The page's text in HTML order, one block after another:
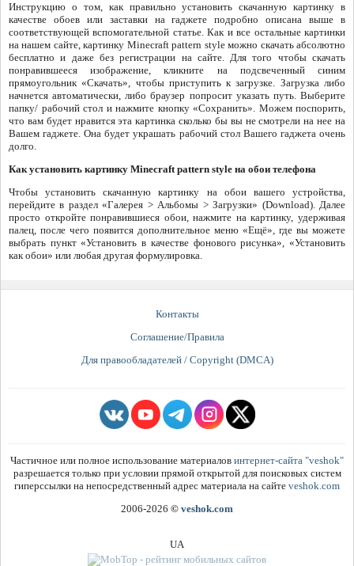
Инструкцию о том, как правильно установить скачанную картинку в
качестве обоев или заставки на гаджете подробно описана выше в
соответствующей вспомогательной статье. Как и все остальные картинки
на нашем сайте, картинку Minecraft pattern style можно скачать абсолютно
бесплатно и даже без регистрации на сайте. Для того чтобы скачать
понравившееся изображение, кликните на подсвеченный синим
прямоугольник «Скачать», чтобы приступить к загрузке. Загрузка либо
начнется автоматически, либо браузер попросит указать путь. Выберите
папку/ рабочий стол и нажмите кнопку «Сохранить». Можем поспорить,
что вам будет нравится эта картинка сколько бы вы не смотрели на нее на
Вашем гаджете. Она будет украшать рабочий стол Вашего гаджета очень
долго.
Как установить картинку Minecraft pattern style на обои телефона
Чтобы установить скачанную картинку на обои вашего устройства,
перейдите в раздел «Галерея > Альбомы > Загрузки» (Download). Далее
просто откройте понравившиеся обои, нажмите на картинку, удерживая
палец, после чего появится дополнительное меню «Ещё», где вы можете
выбрать пункт «Установить в качестве фонового рисунка», «Установить
как обои» или любая другая формулировка.
Контакты
Соглашение/Правила
Для правообладателей / Copyright (DMCA)
Частичное или полное использование материалов интернет-сайта "veshok"
разрешается только при условии прямой открытой для поисковых систем
гиперссылки на непосредственный адрес материала на сайте veshok.com
2006-2026 © veshok.com
UA